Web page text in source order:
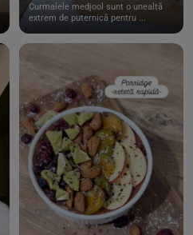
Curmalele medjool sunt o unealtă
extrem de puternică pentru ...